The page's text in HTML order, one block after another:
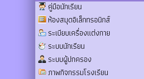
คู่มือนักเรียน
ห้องสมุดอิเล็กทรอนิกส์
ระเบียบเครื่องแต่งกาย
ระบบนักเรียน
ระบบผู้ปกครอง
ภาพกิจกรรมโรงเรียน